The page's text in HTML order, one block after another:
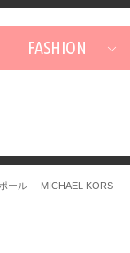
FASHION
ール -MICHAEL KORS-